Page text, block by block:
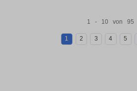
1 - 10 von 95
1 2 3 4 5